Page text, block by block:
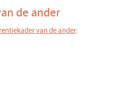
de ander
van de ander: